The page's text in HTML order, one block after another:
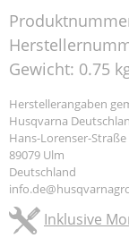
Gewicht: 0.75
Herstellerangaben
Husqvarna
Hans-Lorenser-Straße
89079 Ulm
Deutschland
Inklusive